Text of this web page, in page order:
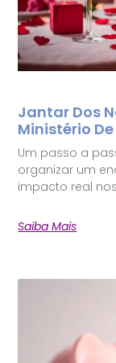
Jantar Dos
Ministério
Um passo a
organizar um
impacto real
Saiba Mais